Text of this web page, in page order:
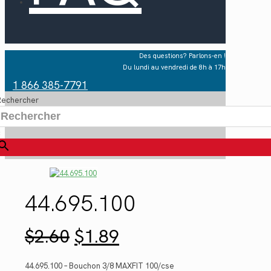
Des questions? Parlons-en !
Du lundi au vendredi de 8h à 17h
1 866 385-7791
44.695.100
$2.60 Le
prix
initial
$1.89prix
actuel
44.695.100 – Bouchon 3/8 MAXFIT 100/cse